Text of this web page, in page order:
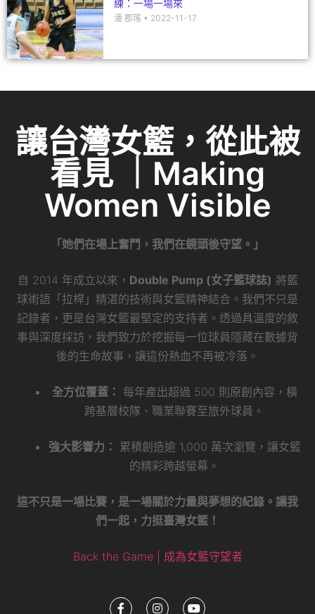
練：一場一場來
潘 郡瑤 2022-11-17
讓台灣女籃，從此被
看見 ｜Making
Women Visible
「她們在場上奮鬥，我們在鏡頭後守望。」
自 2014 年成立以來， Double Pump (女子籃球誌) 將籃
球術語「拉桿」精湛的技術與女籃精神結合。我們不只是
記錄者，更是台灣女籃最堅定的支持者。透過具溫度的敘
事與深度採訪，我們致力於挖掘每一位球員隱藏在數據背
後的生命故事，讓這份熱血不再被冷落。
全方位覆蓋： 每年產出超過 500 則原創內容，橫
跨基層校隊、職業聯賽至旅外球員。
強大影響力：
累積創造逾 1,000 萬次瀏覽，讓女籃
的精彩跨越螢幕。
這不只是一場比賽，是一場關於力量與夢想的紀錄。讓我
們一起，力挺臺灣女籃！
Back the Game | 成為女籃守望者